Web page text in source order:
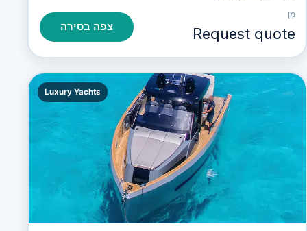
מִן
Request quote צפה בסירה
Luxury Yachts